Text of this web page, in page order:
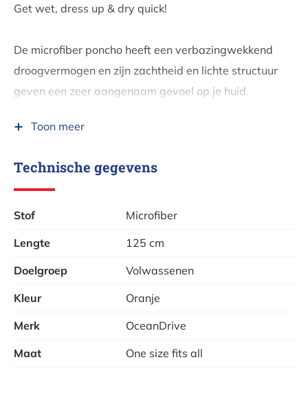
Get wet, dress up & dry quick!
De microfiber poncho heeft een verbazingwekkend
droogvermogen en zijn zachtheid en lichte structuur
geven een zeer aangenaam gevoel op je huid.
tegemoet gaan met één enkel item!
Dankzij u steunen wij duurzame projecten zoals de
verdiensten heeft. Samen zetten we de toon voor een
schoner milieu!
Toon meer
Technische gegevens
Stof
Microfiber
Lengte
125 cm
Doelgroep
Volwassenen
Kleur
Oranje
Merk
OceanDrive
Maat
One size fits all